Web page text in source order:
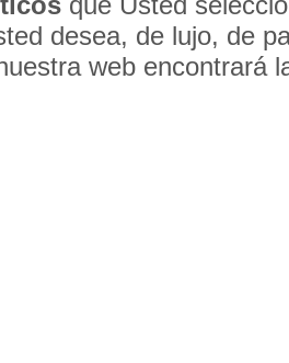
desea, de lujo, de
web encontrará